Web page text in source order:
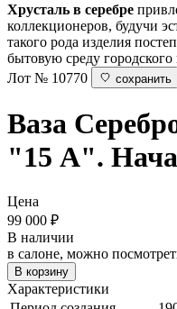
Хрусталь в серебре
коллекционеров, будучи
такого рода изделия
бытовую среду городского
Лот № 10770
сохранить
Ваза
"15 А".
Цена
99 000 ₽
В наличии
в салоне, можно
В корзину
Характеристики